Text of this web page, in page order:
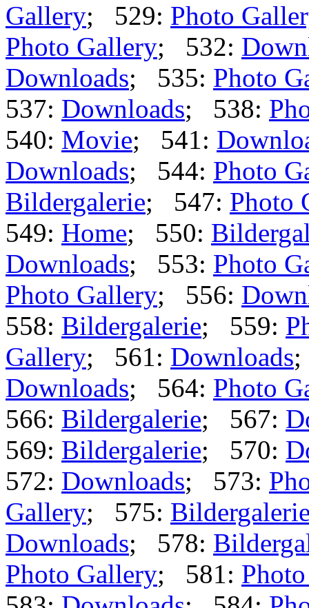
Gallery; 529: Photo
Photo Gallery; 532:
Downloads; 535: Photo
537: Downloads; 538:
540: Movie; 541:
Downloads; 544: Photo
Bildergalerie; 547: Photo
549: Home; 550:
Downloads; 553: Photo
Photo Gallery; 556:
558: Bildergalerie; 559:
Gallery; 561: Downloads
Downloads; 564: Photo
566: Bildergalerie; 567:
569: Bildergalerie; 570:
572: Downloads; 573:
Gallery; 575:
Downloads; 578:
Photo Gallery; 581: